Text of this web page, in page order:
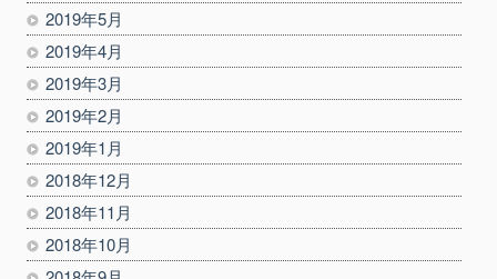
2019年5月
2019年4月
2019年3月
2019年2月
2019年1月
2018年12月
2018年11月
2018年10月